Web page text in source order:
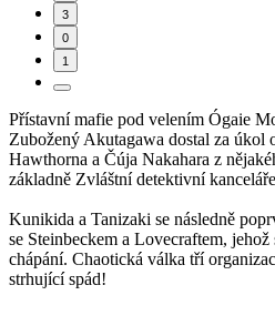
3
0
1
Přístavní mafie pod velením Ógaie
Zubožený Akutagawa dostal za úkol
Hawthorna a Čúja Nakahara z
základně Zvláštní detektivní
Kunikida a Tanizaki se následně
se Steinbeckem a Lovecraftem,
chápání. Chaotická válka tří
strhující spád!